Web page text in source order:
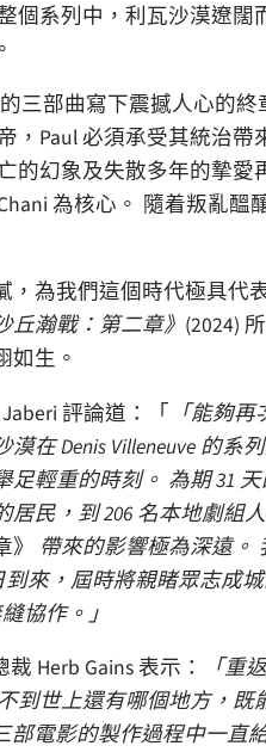
個系列中，利瓦沙漠遼闊
的三部曲寫下震撼人心的
，Paul 必須承受其統治
的幻象及失散多年的摯
為核心。 隨着叛亂醞
，為我們這個時代極具代
丘瀚戰：第二章》 (2024)
如生。
評論道：「 「能夠再
在 Denis Villeneuve 的
輕重的時刻。 為期 31
民，到 206 名本地劇組
帶來的影響極為深遠。
到來，屆時將親睹眾志成
協作。」
Herb Gains 表示：
「重
到世上還有哪個地方，既
部電影的製作過程中一